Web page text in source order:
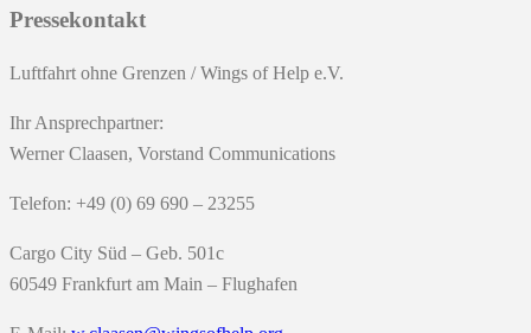
Pressekontakt
Luftfahrt ohne Grenzen / Wings of Help e.V.
Ihr Ansprechpartner:
Werner Claasen, Vorstand Communications
Telefon: +49 (0) 69 690 – 23255
Cargo City Süd – Geb. 501c
60549 Frankfurt am Main – Flughafen